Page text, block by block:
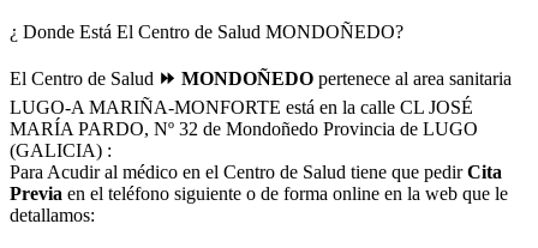
¿ Donde Está El Centro de Salud MONDOÑEDO?
El Centro de Salud ⏩ MONDOÑEDO pertenece al area sanitaria
LUGO-A MARIÑA-MONFORTE está en la calle CL JOSÉ
MARÍA PARDO, Nº 32 de Mondoñedo Provincia de LUGO
(GALICIA) :
Para Acudir al médico en el Centro de Salud tiene que pedirCita
Previa en el teléfono siguiente o de forma online en la web que le
detallamos: